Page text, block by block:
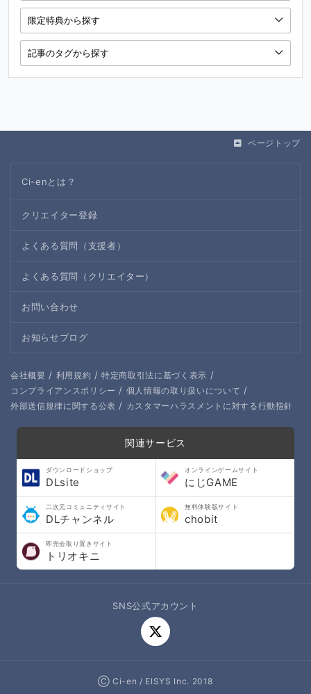
ページトップ
Ci-enとは？
クリエイター登録
よくある質問（支援者）
よくある質問（クリエイター）
お問い合わせ
お知らせブログ
会社概要 / 利用規約 / 特定商取引法に基づく表示 /
コンプライアンスポリシー / 個人情報の取り扱いについて /
外部送信規律に関する公表 / カスタマーハラスメントに対する行動指針
関連サービス
ダウンロードショップ
DLsite
オンラインゲームサイト
にじGAME
二次元コミュニティサイト
DLチャンネル
無料体験版サイト
chobit
即売会取り置きサイト
トリオキニ
SNS公式アカウント
Ⓒ Ci-en / EISYS Inc. 2018